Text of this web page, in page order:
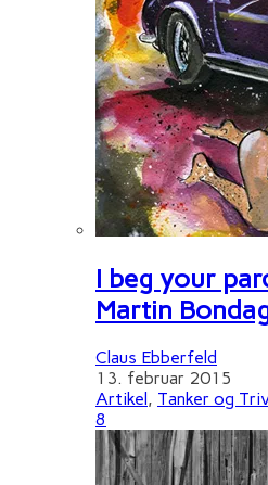
I beg your
Martin
Claus Ebberfeld
13. februar 2015
Artikel, Tanker og
8